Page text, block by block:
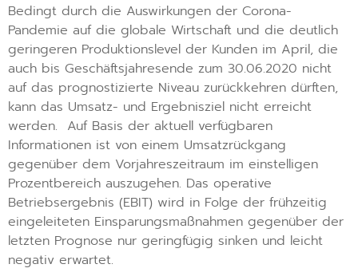
Bedingt durch die Auswirkungen der Corona-
Pandemie auf die globale Wirtschaft und die deutlich
geringeren Produktionslevel der Kunden im April, die
auch bis Geschäftsjahresende zum 30.06.2020 nicht
auf das prognostizierte Niveau zurückkehren dürften,
kann das Umsatz- und Ergebnisziel nicht erreicht
werden. Auf Basis der aktuell verfügbaren
Informationen ist von einem Umsatzrückgang
gegenüber dem Vorjahreszeitraum im einstelligen
Prozentbereich auszugehen. Das operative
Betriebsergebnis (EBIT) wird in Folge der frühzeitig
eingeleiteten Einsparungsmaßnahmen gegenüber der
letzten Prognose nur geringfügig sinken und leicht
negativ erwartet.